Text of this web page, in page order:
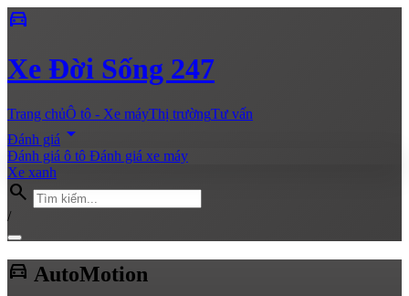
directions_car
Xe Đời Sống 247
Trang chủÔ tô - Xe máyThị trườngTư vấn
Đánh giá arrow_drop_down
Đánh giá ô tô Đánh giá xe máy
Xe xanh
search
/
directions_car AutoMotion